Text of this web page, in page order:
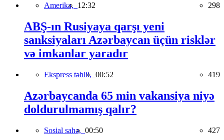
Amerika, 12:32 298
ABŞ-ın Rusiyaya qarşı yeni
sanksiyaları Azərbaycan üçün risklər
və imkanlar yaradır
Ekspress təhlil, 00:52 419
Azərbaycanda 65 min vakansiya niyə
doldurulmamış qalır?
Sosial sahə, 00:50 427